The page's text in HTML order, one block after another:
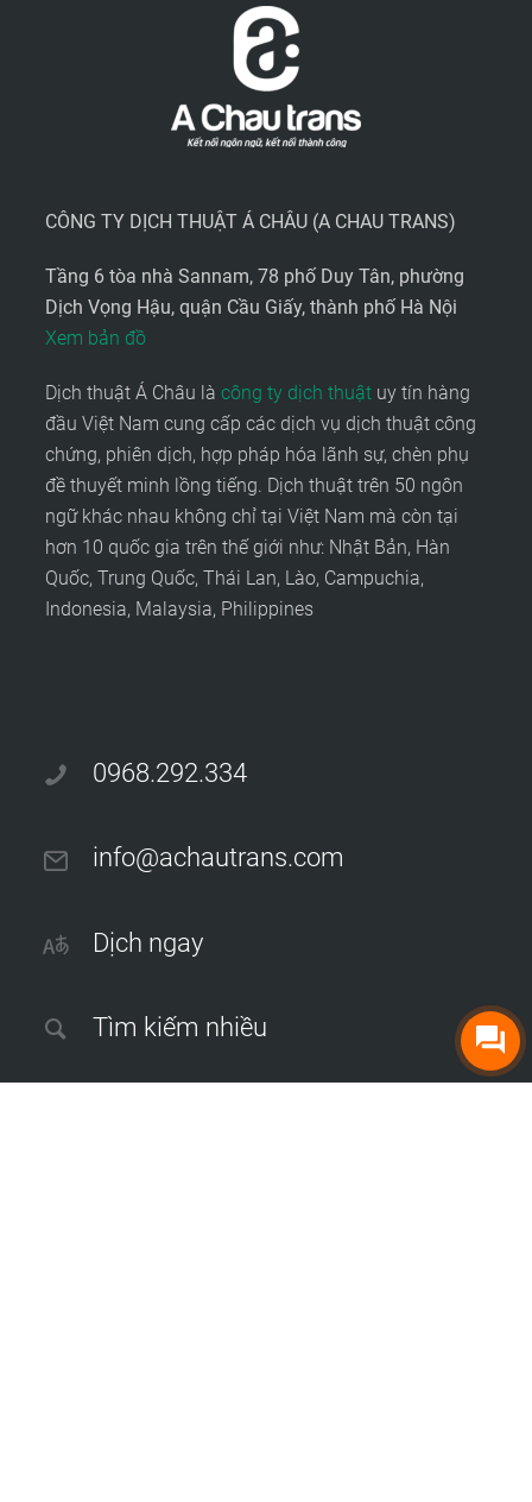
CÔNG TY DỊCH THUẬT Á CHÂU (A CHAU TRANS)
Tầng 6 tòa nhà Sannam, 78 phố Duy Tân, phường
Dịch Vọng Hậu, quận Cầu Giấy, thành phố Hà Nội
Xem bản đồ
Dịch thuật Á Châu là công ty dịch thuậtuy tín hàng
đầu Việt Nam cung cấp các dịch vụ dịch thuật công
chứng, phiên dịch, hợp pháp hóa lãnh sự, chèn phụ
đề thuyết minh lồng tiếng. Dịch thuật trên 50 ngôn
ngữ khác nhau không chỉ tại Việt Nam mà còn tại
hơn 10 quốc gia trên thế giới như: Nhật Bản, Hàn
Quốc, Trung Quốc, Thái Lan, Lào, Campuchia,
Indonesia, Malaysia, Philippines
0968.292.334
info@achautrans.com
Dịch ngay
Tìm kiếm nhiều